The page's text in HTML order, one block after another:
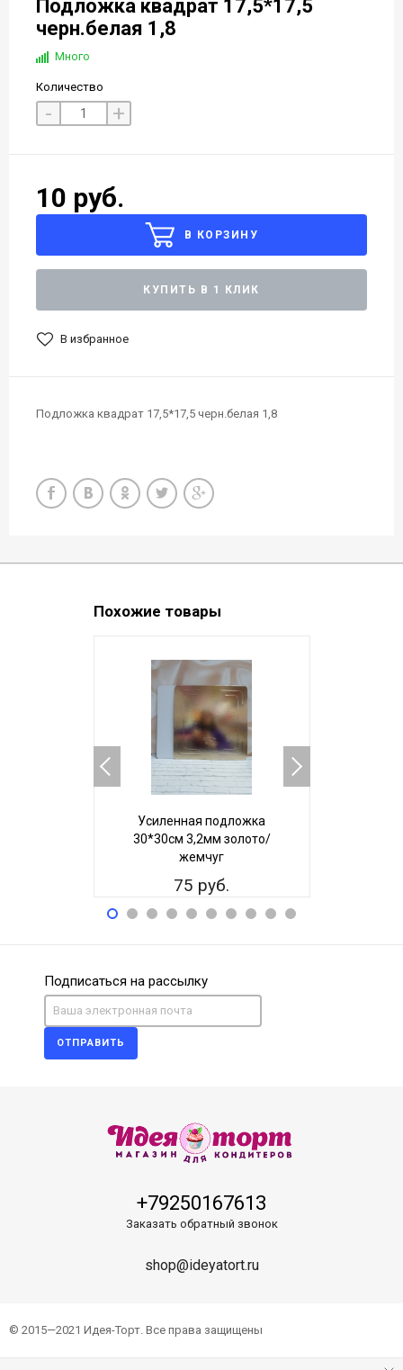
Подложка квадрат 17,5*17,5
черн.белая 1,8
Много
Количество
- +
10 руб.
В КОРЗИНУ
КУПИТЬ В 1 КЛИК
В избранное
Подложка квадрат 17,5*17,5 черн.белая 1,8
Похожие товары
Усиленная подложка
30*30см 3,2мм золото/
жемчуг
75 руб.
Подписаться на рассылку
ОТПРАВИТЬ
+79250167613
Заказать обратный звонок
shop@ideyatort.ru
© 2015—2021 Идея-Торт. Все права защищены